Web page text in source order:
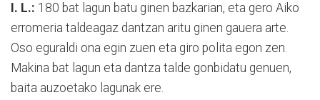
I. L.: 180 bat lagun batu ginen bazkarian, eta gero Aiko
erromeria taldeagaz dantzan aritu ginen gauera arte.
Oso eguraldi ona egin zuen eta giro polita egon zen.
Makina bat lagun eta dantza talde gonbidatu genuen,
baita auzoetako lagunak ere.